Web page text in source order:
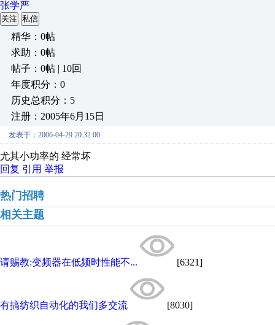
张学严
关注 私信
精华：0帖
求助：0帖
帖子：0帖 | 10回
年度积分：0
历史总积分：5
注册：2005年6月15日
发表于：2006-04-29 20:32:00
尤其小功率的 经常坏
回复 引用 举报
热门招聘
相关主题
请赐教:变频器在低频时性能不... [6321]
有搞纺织自动化的我们多交流 [8030]